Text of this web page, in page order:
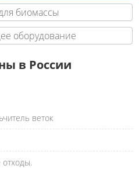
биомассы
оборудование
в России
веток